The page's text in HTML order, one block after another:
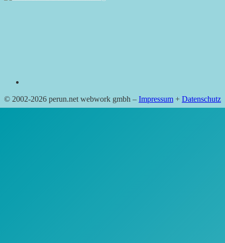
© 2002-2026 perun.net webwork gmbh – Impressum + Datenschutz